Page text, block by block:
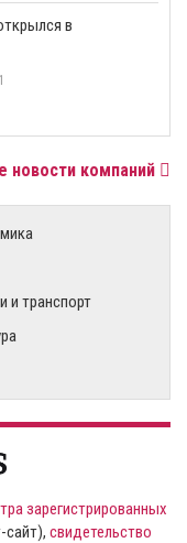
в
новости компаний
и транспорт
зарегистрированных
сайт), свидетельство